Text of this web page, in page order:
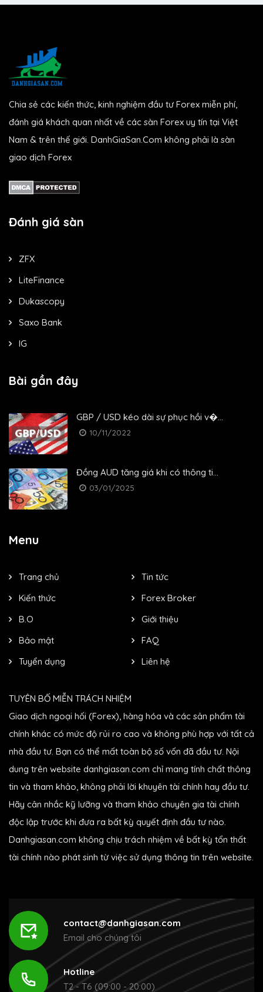
Chia sẻ các kiến thức, kinh nghiệm đầu tư Forex miễn phí,
đánh giá khách quan nhất về các sàn Forex uy tín tại Việt
Nam & trên thế giới. DanhGiaSan.Com không phải là sàn
giao dịch Forex
Đánh giá sàn
ZFX
LiteFinance
Dukascopy
Saxo Bank
IG
Bài gần đây
GBP / USD kéo dài sự phục hồi v�...
10/11/2022
Đồng AUD tăng giá khi có thông ti...
03/01/2025
Menu
Trang chủ
Tin tức
Kiến thức
Forex Broker
B.O
Giới thiệu
Bảo mật
FAQ
Tuyển dụng
Liên hệ
TUYÊN BỐ MIỄN TRÁCH NHIỆM
Giao dịch ngoại hối (Forex), hàng hóa và các sản phẩm tài
chính khác có mức độ rủi ro cao và không phù hợp với tất cả
nhà đầu tư. Bạn có thể mất toàn bộ số vốn đã đầu tư. Nội
dung trên website danhgiasan.com chỉ mang tính chất thông
tin và tham khảo, không phải lời khuyên tài chính hay đầu tư.
Hãy cân nhắc kỹ lưỡng và tham khảo chuyên gia tài chính
độc lập trước khi đưa ra bất kỳ quyết định đầu tư nào.
Danhgiasan.com không chịu trách nhiệm về bất kỳ tổn thất
tài chính nào phát sinh từ việc sử dụng thông tin trên website.
contact@danhgiasan.com
Email cho chúng tôi
Hotline
T2 - T6 (09:00 - 20:00)